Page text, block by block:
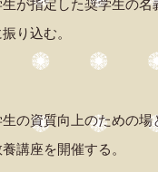
が指定した奨学生の
り込む。
の資質向上のための
講座を開催する。